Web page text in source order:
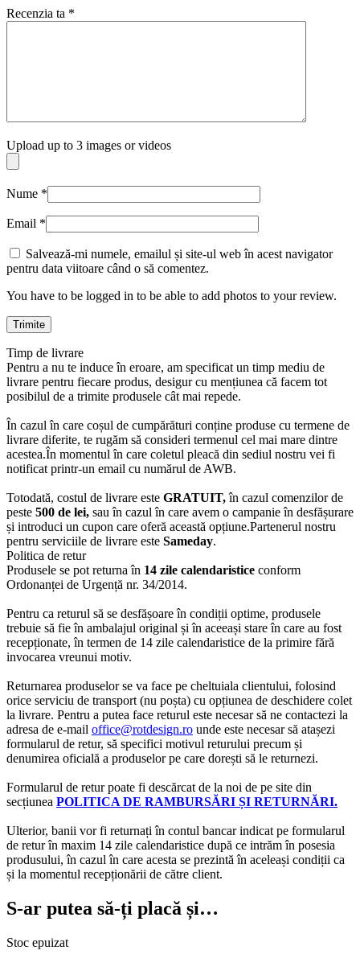
Recenzia ta *
Upload up to 3 images or videos
Nume *
Email *
Salvează-mi numele, emailul și site-ul web în acest navigator
pentru data viitoare când o să comentez.
You have to be logged in to be able to add photos to your review.
Timp de livrare
Pentru a nu te induce în eroare, am specificat un timp mediu de
livrare pentru fiecare produs, desigur cu mențiunea că facem tot
posibilul de a trimite produsele cât mai repede.
În cazul în care coșul de cumpărături conține produse cu termene de
livrare diferite, te rugăm să consideri termenul cel mai mare dintre
acestea.În momentul în care coletul pleacă din sediul nostru vei fi
notificat printr-un email cu numărul de AWB.
Totodată, costul de livrare este GRATUIT,în cazul comenzilor de
peste 500 de lei, sau în cazul în care avem o campanie în desfășurare
și introduci un cupon care oferă această opțiune.Partenerul nostru
pentru serviciile de livrare este Sameday.
Politica de retur
Produsele se pot returna în 14 zile calendaristice conform
Ordonanței de Urgență nr. 34/2014.
Pentru ca returul să se desfășoare în condiții optime, produsele
trebuie să fie în ambalajul original și în aceeași stare în care au fost
recepționate, în termen de 14 zile calendaristice de la primire fără
invocarea vreunui motiv.
Returnarea produselor se va face pe cheltuiala clientului, folosind
orice serviciu de transport (nu poșta) cu opțiunea de deschidere colet
la livrare. Pentru a putea face returul este necesar să ne contactezi la
adresa de e-mail office@rotdesign.ro unde este necesar să atașezi
formularul de retur, să specifici motivul returului precum și
denumirea oficială a produselor pe care dorești să le returnezi.
Formularul de retur poate fi descărcat de la noi de pe site din
secțiunea POLITICA DE RAMBURSĂRI ȘI RETURNĂRI.
Ulterior, banii vor fi returnați în contul bancar indicat pe formularul
de retur în maxim 14 zile calendaristice după ce intrăm în posesia
produsului, în cazul în care acesta se prezintă în aceleași condiții ca
și la momentul recepționării de către client.
S-ar putea să-ți placă și…
Stoc epuizat